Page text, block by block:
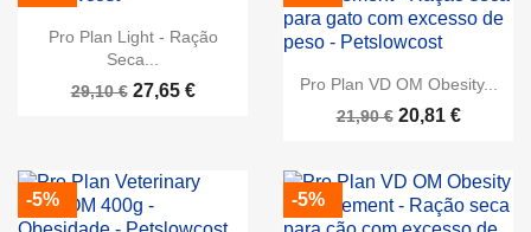
Pro Plan Light - Ração
Seca...
29,10 € 27,65 €
Pro Plan VD OM Obesity...
21,90 € 20,81 €
-5% -5%